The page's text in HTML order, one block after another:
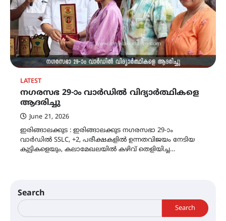
LATEST
നഗരസഭ 29-ാം വാർഡിൽ വിദ്യാർത്ഥികളെ
ആദരിച്ചു
June 21, 2026
ഇരിങ്ങാലക്കുട : ഇരിങ്ങാലക്കുട നഗരസഭാ 29-ാം
വാർഡിൽ SSLC, +2, പരീക്ഷകളിൽ ഉന്നതവിജയം നേടിയ
കുട്ടികളെയും, കലാമേഖലയിൽ കഴിവ് തെളിയിച്ച…
Search
Search